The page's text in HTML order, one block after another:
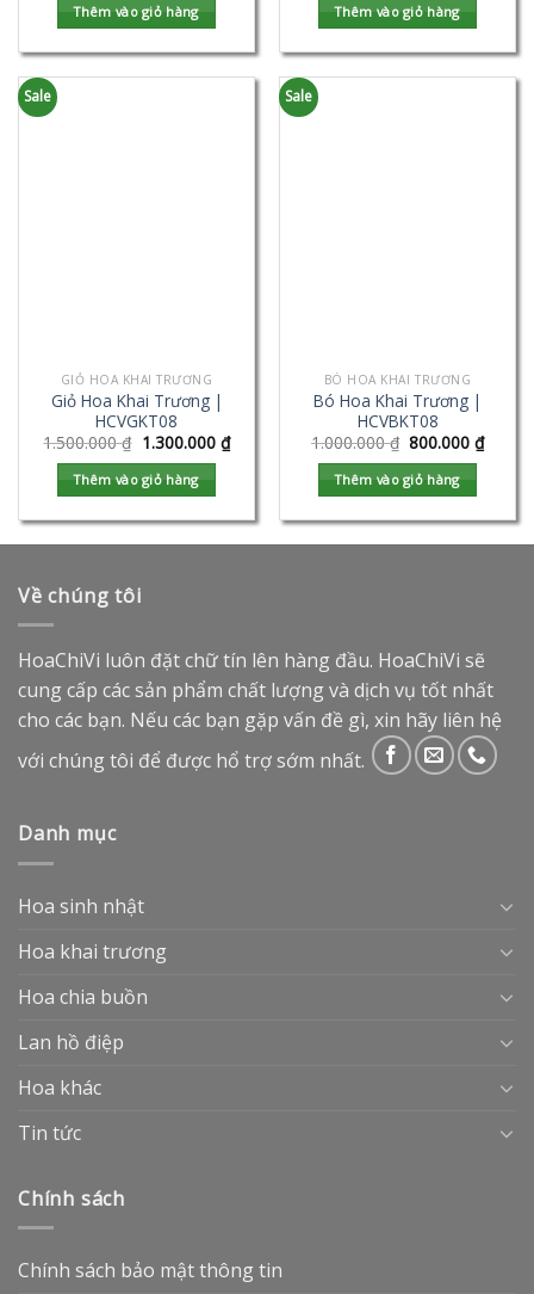
Thêm vào giỏ hàng Thêm vào giỏ hàng
Sale
GIỎ HOA KHAI TRƯƠNG
Giỏ Hoa Khai Trương |
HCVGKT08
1.500.000₫ 1.300.000 ₫
Thêm vào giỏ hàng
Sale
BÓ HOA KHAI TRƯƠNG
Bó Hoa Khai Trương |
HCVBKT08
1.000.000₫ 800.000₫
Thêm vào giỏ hàng
Về chúng tôi
HoaChiVi luôn đặt chữ tín lên hàng đầu. HoaChiVi sẽ
cung cấp các sản phẩm chất lượng và dịch vụ tốt nhất
cho các bạn. Nếu các bạn gặp vấn đề gì, xin hãy liên hệ
với chúng tôi để được hổ trợ sớm nhất.
Danh mục
Hoa sinh nhật
Hoa khai trương
Hoa chia buồn
Lan hồ điệp
Hoa khác
Tin tức
Chính sách
Chính sách bảo mật thông tin